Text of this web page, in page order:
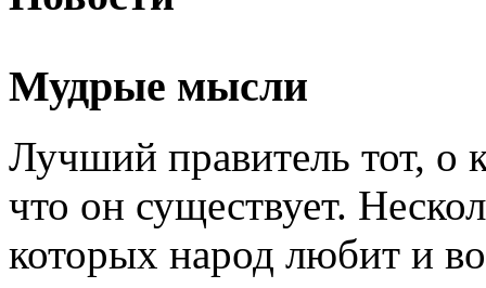
Мудрые мысли
Лучший правитель тот, о
что он существует.
которых народ любит и